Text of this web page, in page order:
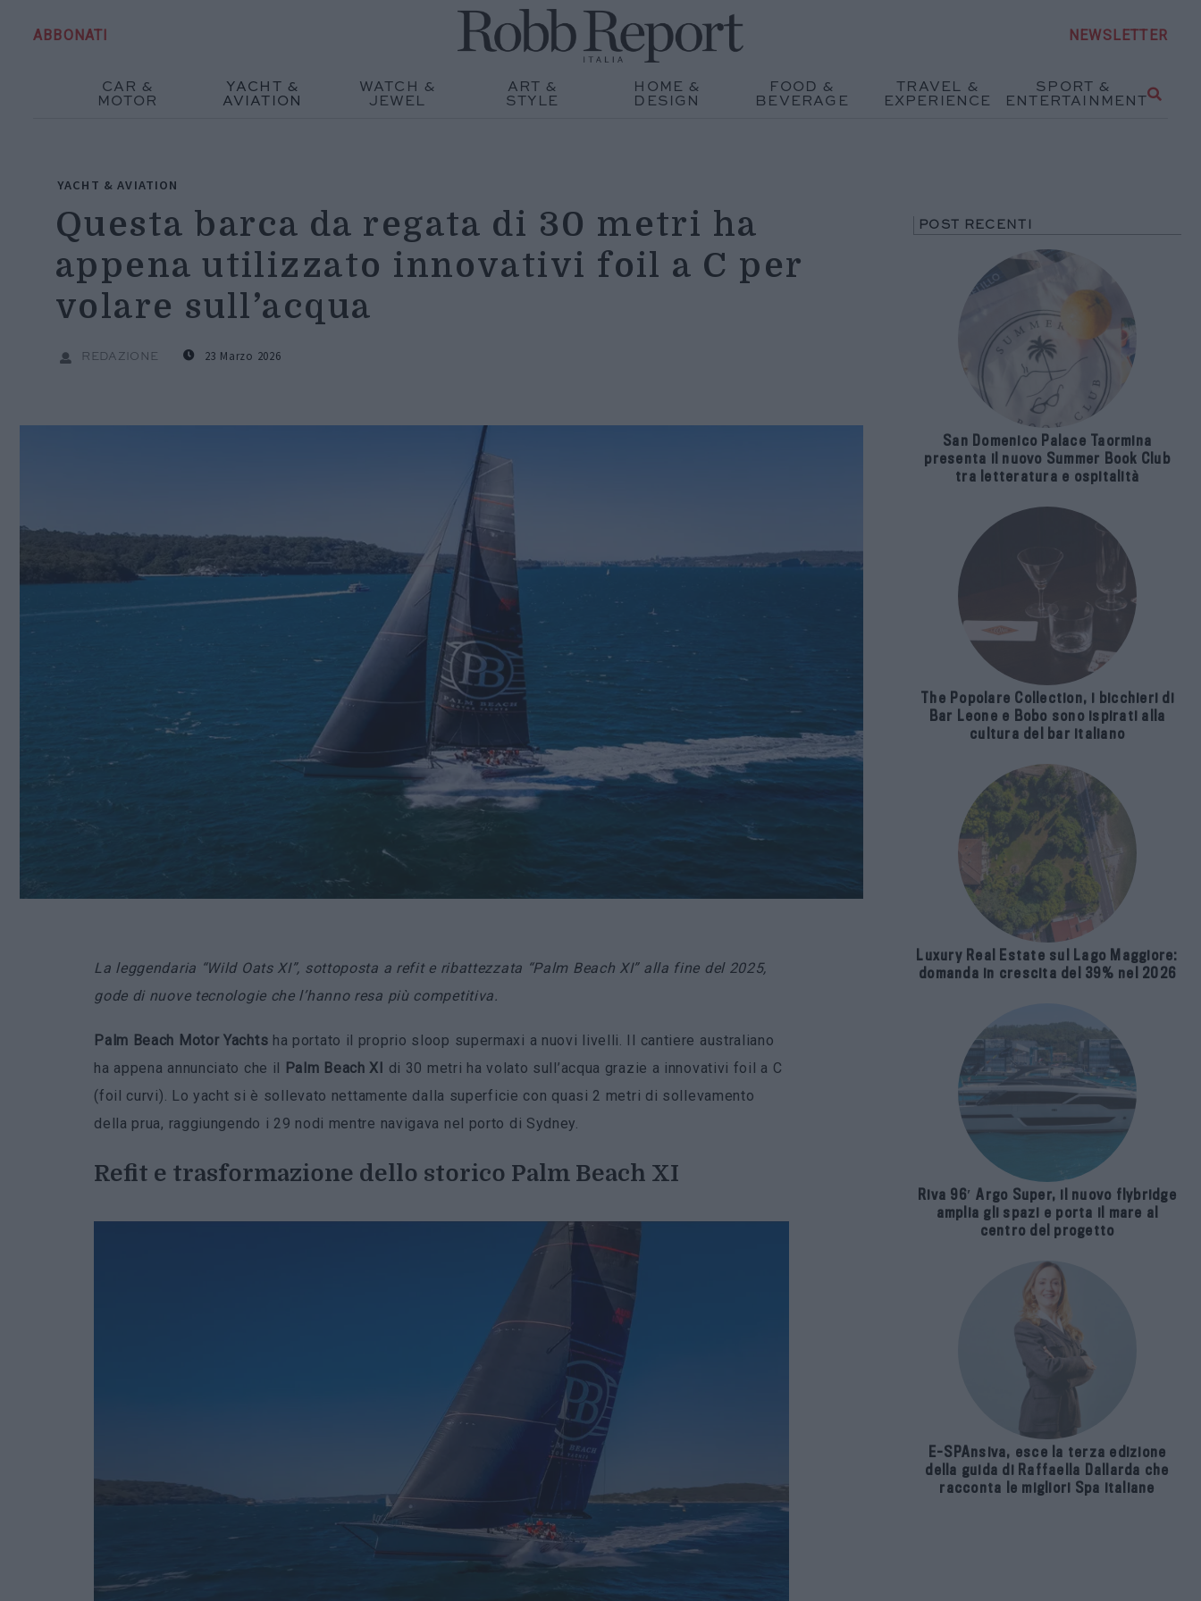
ABBONATI NEWSLETTER
CAR &
MOTOR
YACHT &
AVIATION
WATCH &
JEWEL
ART &
STYLE
HOME &
DESIGN
FOOD &
BEVERAGE
TRAVEL &
EXPERIENCE
SPORT &
ENTERTAINMENT
YACHT & AVIATION
Questa barca da regata di 30 metri ha
appena utilizzato innovativi foil a C per
volare sull’acqua
REDAZIONE 23 Marzo 2026
La leggendaria “Wild Oats XI”, sottoposta a refit e ribattezzata “Palm Beach XI” alla fine del 2025,
gode di nuove tecnologie che l’hanno resa più competitiva.
Palm Beach Motor Yachts ha portato il proprio sloop supermaxi a nuovi livelli. Il cantiere australiano
ha appena annunciato che il Palm Beach XI
di 30 metri ha volato sull’acqua grazie a innovativi foil a C
(foil curvi). Lo yacht si è sollevato nettamente dalla superficie con quasi 2 metri di sollevamento
della prua, raggiungendo i 29 nodi mentre navigava nel porto di Sydney.
Refit e trasformazione dello storico Palm Beach XI
POST RECENTI
San Domenico Palace Taormina
presenta il nuovo Summer Book Club
tra letteratura e ospitalità
The Popolare Collection, i bicchieri di
Bar Leone e Bobo sono ispirati alla
cultura del bar italiano
Luxury Real Estate sul Lago Maggiore:
domanda in crescita del 39% nel 2026
Riva 96′ Argo Super, il nuovo flybridge
amplia gli spazi e porta il mare al
centro del progetto
E-SPAnsiva, esce la terza edizione
della guida di Raffaella Dallarda che
racconta le migliori Spa italiane